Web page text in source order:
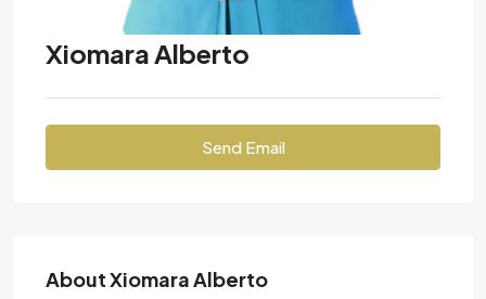
Xiomara Alberto
Send Email
About Xiomara Alberto